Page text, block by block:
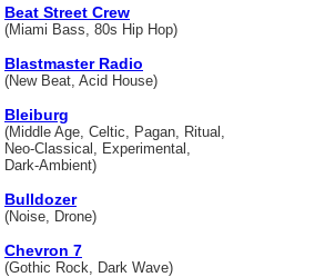
Beat Street Crew
(Miami Bass, 80s Hip Hop)
Blastmaster Radio
(New Beat, Acid House)
Bleiburg
(Middle Age, Celtic, Pagan, Ritual,
Neo-Classical, Experimental,
Dark-Ambient)
Bulldozer
(Noise, Drone)
Chevron 7
(Gothic Rock, Dark Wave)